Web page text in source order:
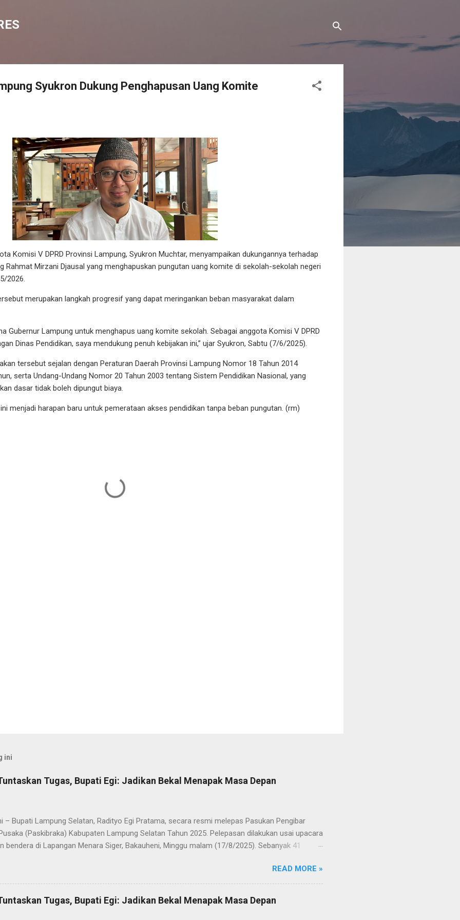
Syukron Dukung Penghapusan Uang Komite
Komisi V DPRD Provinsi Lampung, Syukron Muchtar, menyampaikan dukungannya terhadap
Rahmat Mirzani Djausal yang menghapuskan pungutan uang komite di sekolah-sekolah negeri
2026.
merupakan langkah progresif yang dapat meringankan beban masyarakat dalam
Gubernur Lampung untuk menghapus uang komite sekolah. Sebagai anggota Komisi V DPRD
Dinas Pendidikan, saya mendukung penuh kebijakan ini,” ujar Syukron, Sabtu (7/6/2025).
tersebut sejalan dengan Peraturan Daerah Provinsi Lampung Nomor 18 Tahun 2014
serta Undang-Undang Nomor 20 Tahun 2003 tentang Sistem Pendidikan Nasional, yang
dasar tidak boleh dipungut biaya.
menjadi harapan baru untuk pemerataan akses pendidikan tanpa beban pungutan. (rm)
ini
Tugas, Bupati Egi: Jadikan Bekal Menapak Masa Depan
– Bupati Lampung Selatan, Radityo Egi Pratama, secara resmi melepas Pasukan Pengibar
(Paskibraka) Kabupaten Lampung Selatan Tahun 2025. Pelepasan dilakukan usai upacara
bendera di Lapangan Menara Siger, Bakauheni, Minggu malam (17/8/2025). Sebanyak 41
Republik Indonesia di Kabupaten Lampung Selatan, kini resmi menuntaskan
Mereka dilepas dengan penuh apresiasi atas dedikasi, disiplin, dan semangat kebangsaan yang
sepanjang rangkaian acara. Dalam sambutannya, Bupati Egi menyampaikan rasa bangga dan
kepada seluruh anggota Paskibraka, jajaran Forkopimda, Ketua DPRD, pelatih, serta para
READ MORE »
Tugas, Bupati Egi: Jadikan Bekal Menapak Masa Depan